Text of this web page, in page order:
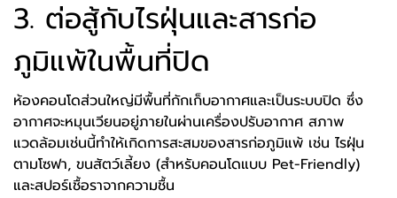
3. ต่อสู้กับไรฝุ่นและสารก่อ
ภูมิแพ้ในพื้นที่ปิด
ห้องคอนโดส่วนใหญ่มีพื้นที่กักเก็บอากาศและเป็นระบบปิด ซึ่ง
อากาศจะหมุนเวียนอยู่ภายในผ่านเครื่องปรับอากาศ สภาพ
แวดล้อมเช่นนี้ทำให้เกิดการสะสมของสารก่อภูมิแพ้ เช่น ไรฝุ่น
ตามโซฟา, ขนสัตว์เลี้ยง (สำหรับคอนโดแบบ Pet-Friendly)
และสปอร์เชื้อราจากความชื้น